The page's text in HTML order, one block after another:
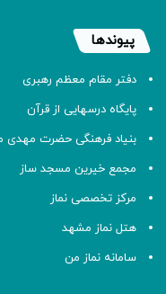
پیوندها
دفتر مقام معظم رهبری
پایگاه درسهایی از قرآن
بنیاد فرهنگی حضرت مهدی
مجمع خیرین مسجد ساز
مرکز تخصصی نماز
هتل نماز مشهد
سامانه نماز من